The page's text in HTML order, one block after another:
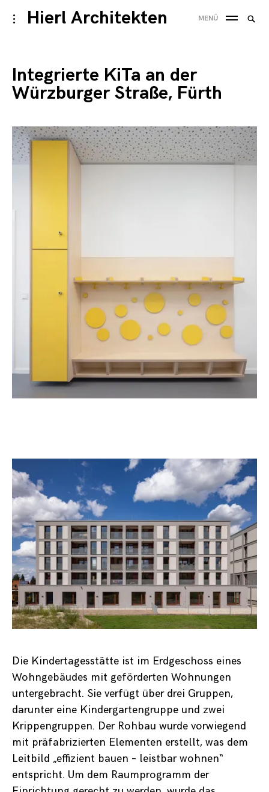
Skip
to
Hierl Architekten
toggle
MENÜ
Integrierte KiTa an der
Würzburger Straße, Fürth
Die Kindertagesstätte ist im Erdgeschoss eines
Wohngebäudes mit geförderten Wohnungen
untergebracht. Sie verfügt über drei Gruppen,
darunter eine Kindergartengruppe und zwei
Krippengruppen. Der Rohbau wurde vorwiegend
mit präfabrizierten Elementen erstellt, was dem
Leitbild „effizient bauen – leistbar wohnen“
entspricht. Um dem Raumprogramm der
Suche